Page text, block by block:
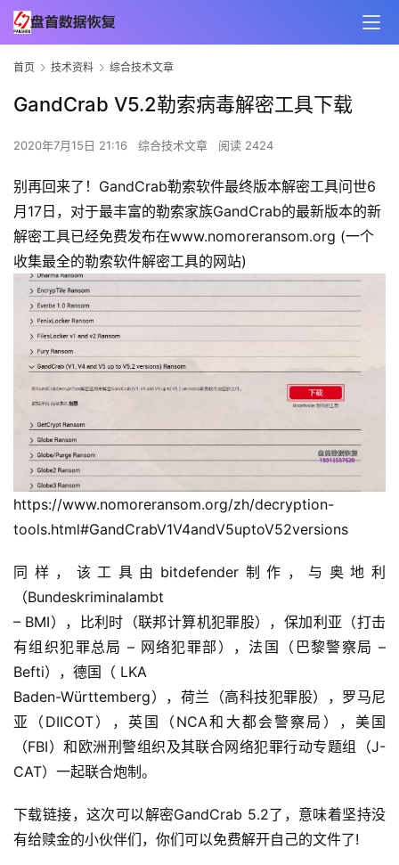
首页 技术资料 综合技术文章
GandCrab V5.2勒索病毒解密工具下载
2020年7月15日 21:16 综合技术文章 阅读 2424
别再回来了！GandCrab勒索软件最终版本解密工具问世6
月17日，对于最丰富的勒索家族GandCrab的最新版本的新
解密工具已经免费发布在www.nomoreransom.org (一个
收集最全的勒索软件解密工具的网站)
https://www.nomoreransom.org/zh/decryption-
tools.html#GandCrabV1V4andV5uptoV52versions
同样，该工具由bitdefender制作，与奥地利
（Bundeskriminalambt
– BMI），比利时（联邦计算机犯罪股），保加利亚（打击
有组织犯罪总局 – 网络犯罪部），法国（巴黎警察局 –
Befti），德国（ LKA
Baden-Württemberg），荷兰（高科技犯罪股），罗马尼
亚（DIICOT），英国（NCA和大都会警察局），美国
（FBI）和欧洲刑警组织及其联合网络犯罪行动专题组（J-
CAT）一起联合炮制。
下载链接，这次可以解密GandCrab 5.2了，意味着坚持没
有给赎金的小伙伴们，你们可以免费解开自己的文件了!